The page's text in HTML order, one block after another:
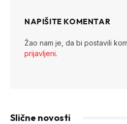
NAPIŠITE KOMENTAR
Žao nam je, da bi postavili
prijavljeni.
Slične novosti